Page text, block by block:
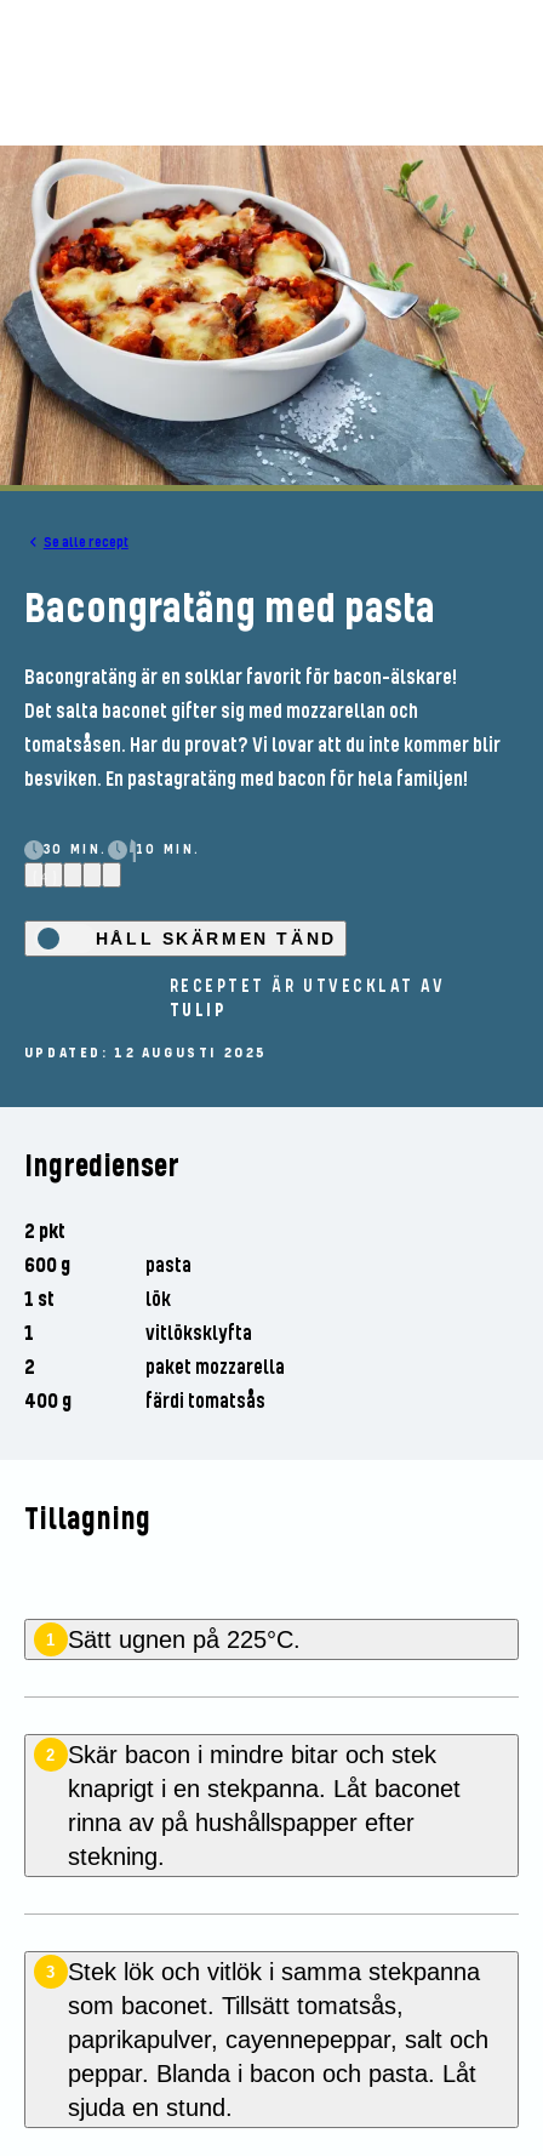
Se alle recept
Bacongratäng med pasta
Bacongratäng är en solklar favorit för bacon-älskare!
Det salta baconet gifter sig med mozzarellan och
tomatsåsen. Har du provat? Vi lovar att du inte kommer blir
besviken. En pastagratäng med bacon för hela familjen!
30 MIN.
10 MIN.
(4)
HÅLL SKÄRMEN TÄND
RECEPTET ÄR UTVECKLAT AV
TULIP
UPDATED: 12 AUGUSTI 2025
Ingredienser
2 pkt
600 g
pasta
1 st
lök
1
vitlöksklyfta
2
paket mozzarella
400 g
färdi tomatsås
Tillagning
1 Sätt ugnen på 225°C.
2
Skär bacon i mindre bitar och stek
knaprigt i en stekpanna. Låt baconet
rinna av på hushållspapper efter
stekning.
3
Stek lök och vitlök i samma stekpanna
som baconet. Tillsätt tomatsås,
paprikapulver, cayennepeppar, salt och
peppar. Blanda i bacon och pasta. Låt
sjuda en stund.